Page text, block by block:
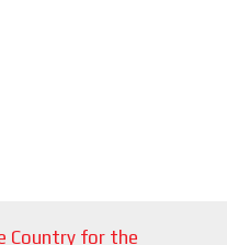
Country for the